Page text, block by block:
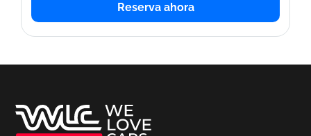
Reserva ahora